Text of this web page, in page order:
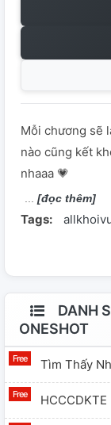
Mỗi chương sẽ
nào cũng kết
nhaaa 💗
[đọc thêm]
Tags:
DANH
ONESHOT
Tìm Thấy